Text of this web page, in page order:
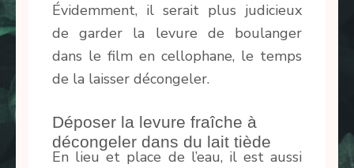
Évidemment, il serait plus judicieux
de garder la levure de boulanger
dans le film en cellophane, le temps
de la laisser décongeler.
Déposer la levure fraîche à
décongeler dans du lait tiède
En lieu et place de l’eau, il est aussi